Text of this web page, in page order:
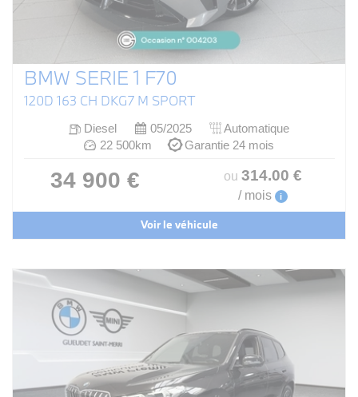
BMW SERIE 1 F70
120D 163 CH DKG7 M SPORT
Diesel 05/2025
Automatique
22 500km
Garantie 24 mois
34 900 € ou 314.00 €
/ mois i
Voir le véhicule